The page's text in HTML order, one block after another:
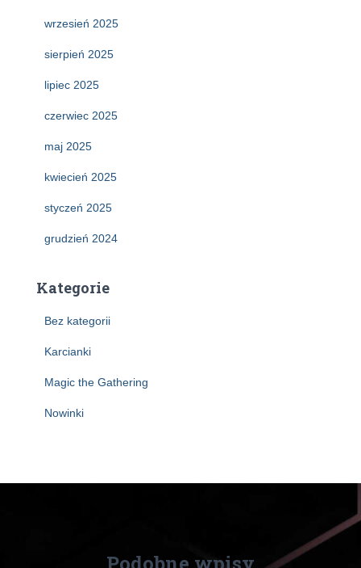
wrzesień 2025
sierpień 2025
lipiec 2025
czerwiec 2025
maj 2025
kwiecień 2025
styczeń 2025
grudzień 2024
Kategorie
Bez kategorii
Karcianki
Magic the Gathering
Nowinki